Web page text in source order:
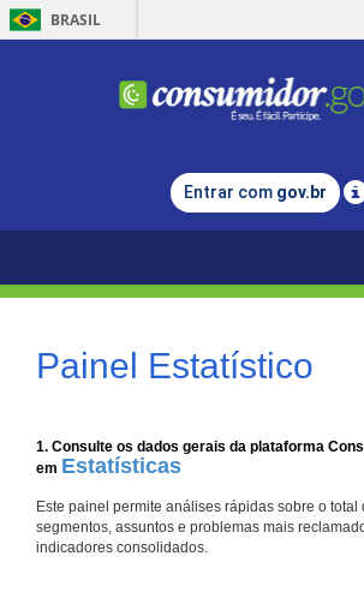
BRASIL
Entrar com gov.br
Painel Estatístico
1. Consulte os dados gerais da plataforma
em Estatísticas
Este painel permite análises rápidas sobre o total
segmentos, assuntos e problemas mais
indicadores consolidados.